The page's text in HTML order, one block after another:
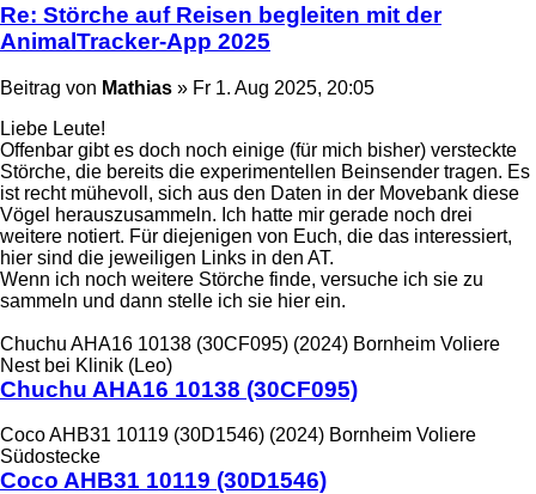
Re: Störche auf Reisen begleiten mit der
AnimalTracker-App 2025
Beitrag von Mathias » Fr 1. Aug 2025, 20:05
Liebe Leute!
Offenbar gibt es doch noch einige (für mich bisher) versteckte
Störche, die bereits die experimentellen Beinsender tragen. Es
ist recht mühevoll, sich aus den Daten in der Movebank diese
Vögel herauszusammeln. Ich hatte mir gerade noch drei
weitere notiert. Für diejenigen von Euch, die das interessiert,
hier sind die jeweiligen Links in den AT.
Wenn ich noch weitere Störche finde, versuche ich sie zu
sammeln und dann stelle ich sie hier ein.
Chuchu AHA16 10138 (30CF095) (2024) Bornheim Voliere
Nest bei Klinik (Leo)
Chuchu AHA16 10138 (30CF095)
Coco AHB31 10119 (30D1546) (2024) Bornheim Voliere
Südostecke
Coco AHB31 10119 (30D1546)